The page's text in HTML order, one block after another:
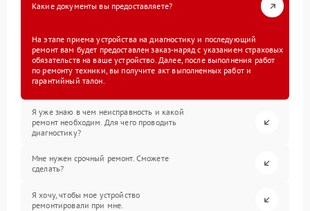
Какие документы вы предоставляете?
На этапе приема устройства на диагностику и последующий
ремонт вам будет предоставлен заказ-наряд с указанием страховых
обязательств на ваше устройство. Далее, после выполнения работ
по ремонту техники, вы получите акт выполненных работ и
гарантийный талон.
Я уже знаю в чем неисправность и какой
ремонт необходим. Для чего проводить
диагностику?
Мне нужен срочный ремонт. Сможете
сделать?
Я хочу, чтобы мое устройство
ремонтировали при мне.